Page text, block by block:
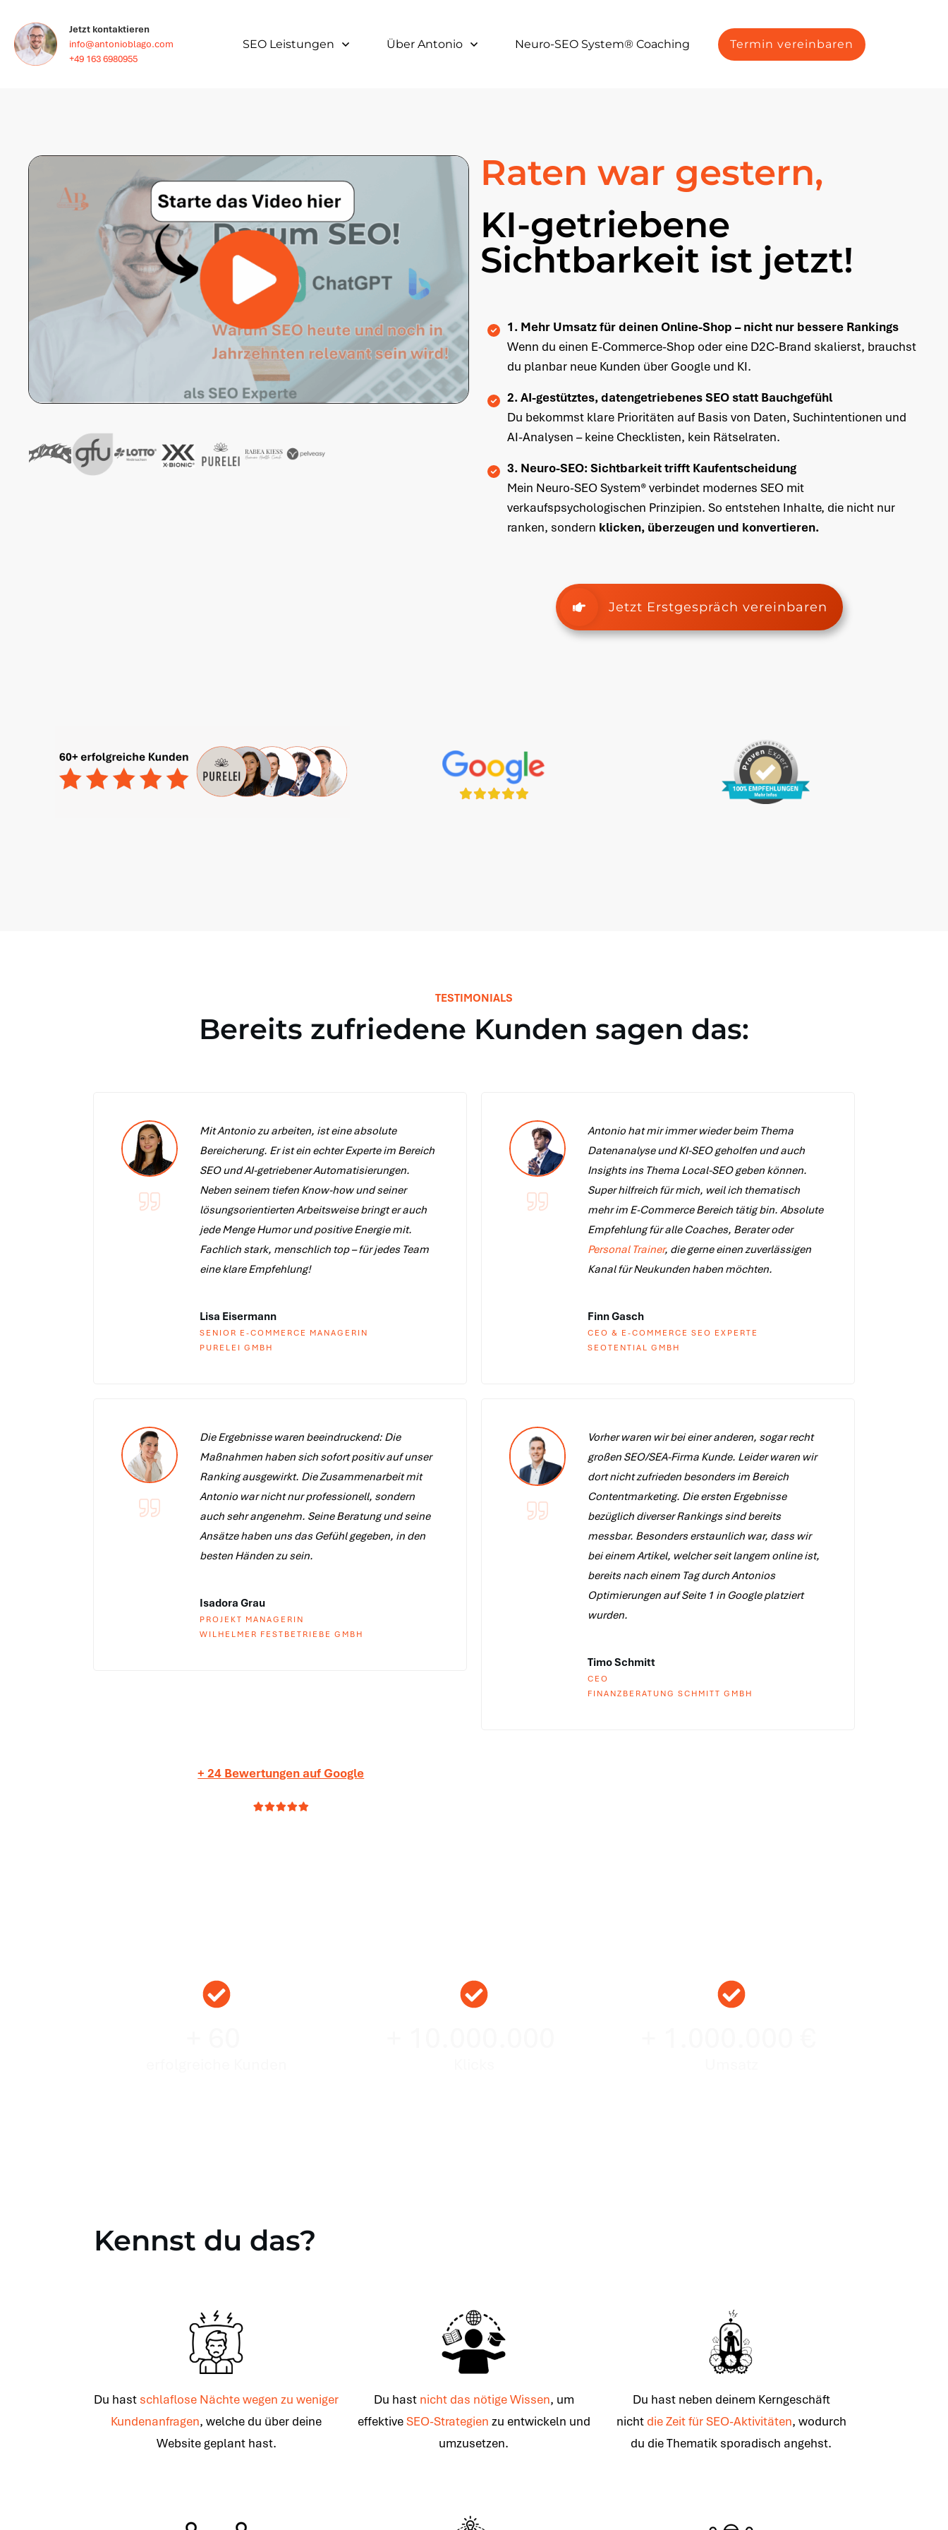
Jetzt kontaktieren
info@antonioblago.com
+49 163 6980955
SEO Leistungen Über Antonio Neuro-SEO System® Coaching Termin vereinbaren
Raten war gestern,
KI-getriebene
Sichtbarkeit ist jetzt!
1. Mehr Umsatz für deinen Online-Shop – nicht nur bessere Rankings
Wenn du einen E-Commerce-Shop oder eine D2C-Brand skalierst, brauchst
du planbar neue Kunden über Google und KI.
2. AI-gestütztes, datengetriebenes SEO statt Bauchgefühl
Du bekommst klare Prioritäten auf Basis von Daten, Suchintentionen und
AI-Analysen – keine Checklisten, kein Rätselraten.
3. Neuro-SEO: Sichtbarkeit trifft Kaufentscheidung
Mein Neuro-SEO System® verbindet modernes SEO mit
verkaufspsychologischen Prinzipien. So entstehen Inhalte, die nicht nur
ranken, sondern klicken, überzeugen und konvertieren.
Jetzt Erstgespräch vereinbaren
TESTIMONIALS
Bereits zufriedene Kunden sagen das:
Mit Antonio zu arbeiten, ist eine absolute
Bereicherung. Er ist ein echter Experte im Bereich
SEO und AI-getriebener Automatisierungen.
Neben seinem tiefen Know-how und seiner
lösungsorientierten Arbeitsweise bringt er auch
jede Menge Humor und positive Energie mit.
Fachlich stark, menschlich top – für jedes Team
eine klare Empfehlung!
Lisa Eisermann
SENIOR E-COMMERCE MANAGERIN
PURELEI GMBH
Antonio hat mir immer wieder beim Thema
Datenanalyse und KI-SEO geholfen und auch
Insights ins Thema Local-SEO geben können.
Super hilfreich für mich, weil ich thematisch
mehr im E-Commerce Bereich tätig bin. Absolute
Empfehlung für alle Coaches, Berater oder
Personal Trainer, die gerne einen zuverlässigen
Kanal für Neukunden haben möchten.
Finn Gasch
CEO & E-COMMERCE SEO EXPERTE
SEOTENTIAL GMBH
Die Ergebnisse waren beeindruckend: Die
Maßnahmen haben sich sofort positiv auf unser
Ranking ausgewirkt. Die Zusammenarbeit mit
Antonio war nicht nur professionell, sondern
auch sehr angenehm. Seine Beratung und seine
Ansätze haben uns das Gefühl gegeben, in den
besten Händen zu sein.
Isadora Grau
PROJEKT MANAGERIN
WILHELMER FESTBETRIEBE GMBH
Vorher waren wir bei einer anderen, sogar recht
großen SEO/SEA-Firma Kunde. Leider waren wir
dort nicht zufrieden besonders im Bereich
Contentmarketing. Die ersten Ergebnisse
bezüglich diverser Rankings sind bereits
messbar. Besonders erstaunlich war, dass wir
bei einem Artikel, welcher seit langem online ist,
bereits nach einem Tag durch Antonios
Optimierungen auf Seite 1 in Google platziert
wurden.
Timo Schmitt
CEO
FINANZBERATUNG SCHMITT GMBH
+ 24 Bewertungen auf Google
Kennst du das?
Du hast schlaflose Nächte wegen zu weniger
Kundenanfragen, welche du über deine
Website geplant hast.
Du hast nicht das nötige Wissen, um
effektiveSEO-Strategien zu entwickeln und
umzusetzen.
Du hast neben deinem Kerngeschäft
nicht die Zeit für SEO-Aktivitäten, wodurch
du die Thematik sporadisch angehst.